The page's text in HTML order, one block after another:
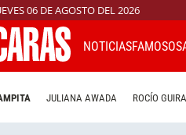
06 DE AGOSTO DEL 2026
NOTICIASFAMOSOS
JULIANA AWADA ROCÍO